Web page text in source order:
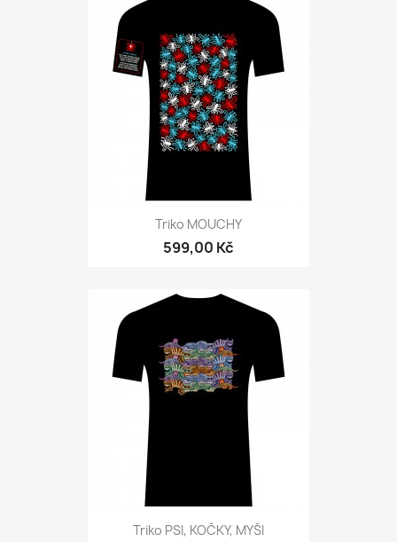
Triko MOUCHY
599,00 Kč
Triko PSI, KOČKY, MYŠI